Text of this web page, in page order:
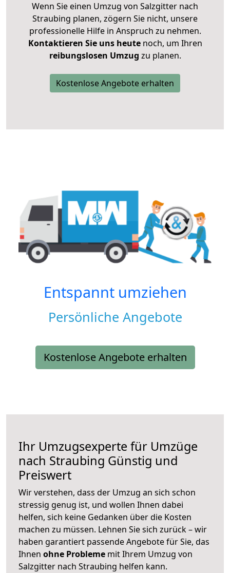
Wenn Sie einen Umzug von Salzgitter nach
Straubing planen, zögern Sie nicht, unsere
professionelle Hilfe in Anspruch zu nehmen.
Kontaktieren Sie uns heutenoch, um Ihren
reibungslosen Umzug zu planen.
Kostenlose Angebote erhalten
Entspannt umziehen
Persönliche Angebote
Kostenlose Angebote erhalten
Ihr Umzugsexperte für Umzüge
nach Straubing Günstig und
Preiswert
Wir verstehen, dass der Umzug an sich schon
stressig genug ist, und wollen Ihnen dabei
helfen, sich keine Gedanken über die Kosten
machen zu müssen. Lehnen Sie sich zurück – wir
haben garantiert passende Angebote für Sie, das
Ihnen ohne Probleme mit Ihrem Umzug von
Salzgitter nach Straubing helfen kann.